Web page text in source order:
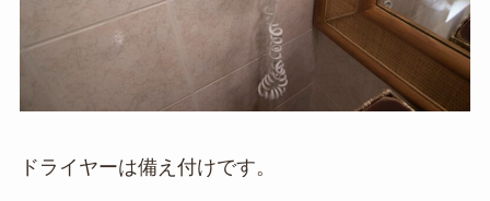
ドライヤーは備え付けです。